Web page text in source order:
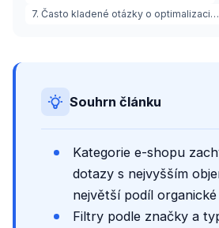
7. Často kladené otázky o optimalizaci…
Souhrn článku
Kategorie e-shopu
dotazy s nejvyšším
největší podíl
Filtry podle značky a